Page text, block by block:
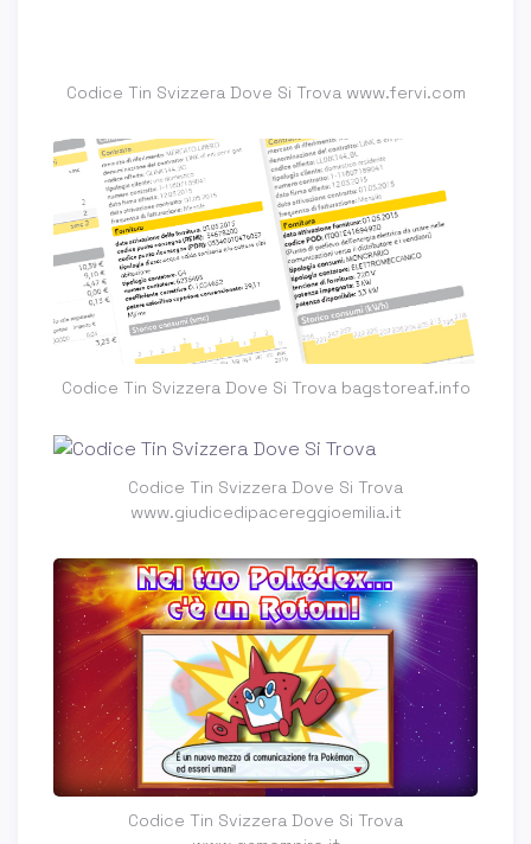
Codice Tin Svizzera Dove Si Trova www.fervi.com
Codice Tin Svizzera Dove Si Trova bagstoreaf.info
Codice Tin Svizzera Dove Si Trova
www.giudicedipacereggioemilia.it
Codice Tin Svizzera Dove Si Trova